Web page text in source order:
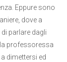
Eppure sono
dove a
parlare dagli
professoressa
dimettersi ed